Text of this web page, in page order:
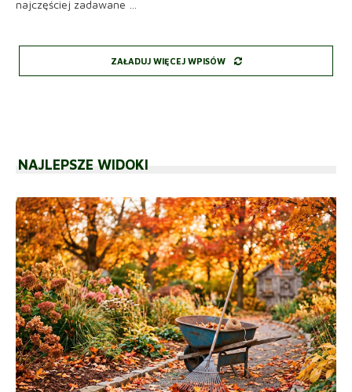
najczęściej zadawane …
ZAŁADUJ WIĘCEJ WPISÓW
NAJLEPSZE WIDOKI